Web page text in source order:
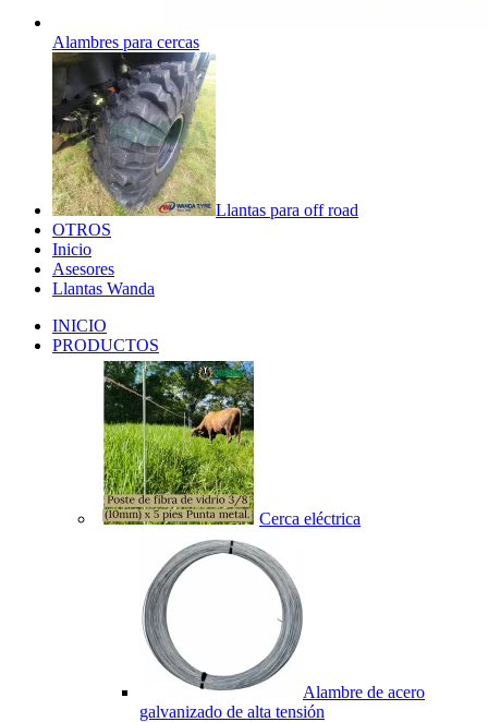
Alambres para cercas
Llantas para off road
OTROS
Inicio
Asesores
Llantas Wanda
INICIO
PRODUCTOS
Cerca eléctrica
Alambre de acero
galvanizado de alta tensión